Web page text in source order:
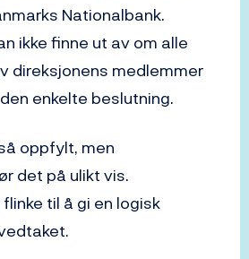
Nationalbank.
ikke finne ut av om alle
direksjonens medlemmer
enkelte beslutning.
oppfylt, men
det på ulikt vis.
til å gi en logisk